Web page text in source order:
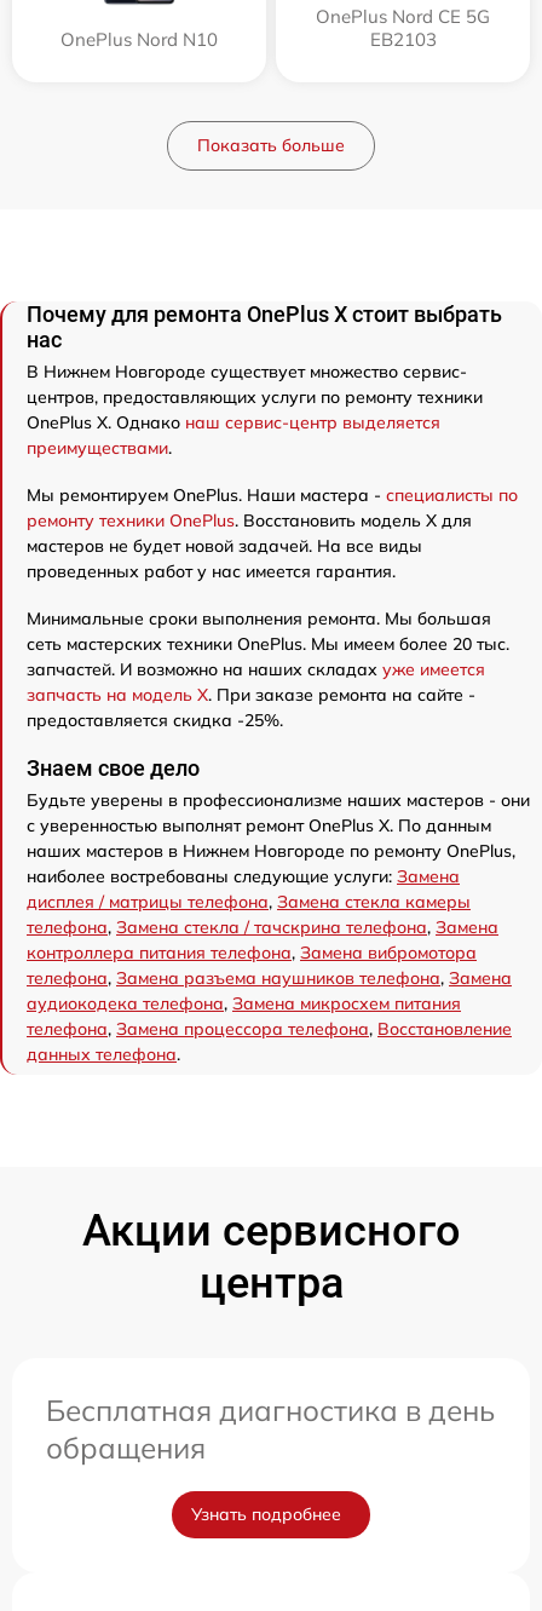
OnePlus Nord N10
OnePlus Nord CE 5G
EB2103
Показать больше
Почему для ремонта OnePlus X стоит выбрать
нас
В Нижнем Новгороде существует множество сервис-
центров, предоставляющих услуги по ремонту техники
OnePlus X. Однако наш сервис-центр выделяется
преимуществами.
Мы ремонтируем OnePlus. Наши мастера - специалисты по
ремонту техники OnePlus. Восстановить модель X для
мастеров не будет новой задачей. На все виды
проведенных работ у нас имеется гарантия.
Минимальные сроки выполнения ремонта. Мы большая
сеть мастерских техники OnePlus. Мы имеем более 20 тыс.
запчастей. И возможно на наших складах уже имеется
запчасть на модель X. При заказе ремонта на сайте -
предоставляется скидка -25%.
Знаем свое дело
Будьте уверены в профессионализме наших мастеров - они
с уверенностью выполнят ремонт OnePlus X. По данным
наших мастеров в Нижнем Новгороде по ремонту OnePlus,
наиболее востребованы следующие услуги: Замена
дисплея / матрицы телефона, Замена стекла камеры
телефона, Замена стекла / тачскрина телефона, Замена
контроллера питания телефона, Замена вибромотора
телефона, Замена разъема наушников телефона, Замена
аудиокодека телефона, Замена микросхем питания
телефона, Замена процессора телефона, Восстановление
данных телефона.
Акции сервисного
центра
Бесплатная диагностика в день
обращения
Узнать подробнее